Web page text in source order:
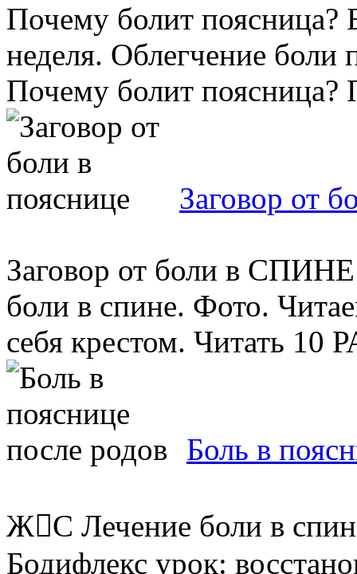
Почему болит поясница?
неделя. Облегчение боли
Почему болит поясница?
Заговор от
Заговор от боли в
боли в спине. Фото.
себя крестом. Читать 10
Боль в
ЖС Лечение боли в
Бодифлекс урок: